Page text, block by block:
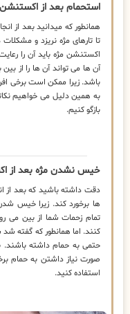
استحمام بعد از
همانطور که میدانید بعد از
تا تارهای مژه نریزد و
اکستنشن مژه باید آن را
آن ها می تواند آن ها را از
باشد. زیرا ممکن است برخی
به همین دلیل می خواهیم
بازگو کنیم.
خیس نشدن مژه بعد از
ها برخورد کند. زیرا خیس
تمام زحمات شما از بین می
کنند. اما همانطور که گفته شد
حتمی به حمام داشته باشند.
صورت نیاز داشتن به حمام
استفاده کنید.